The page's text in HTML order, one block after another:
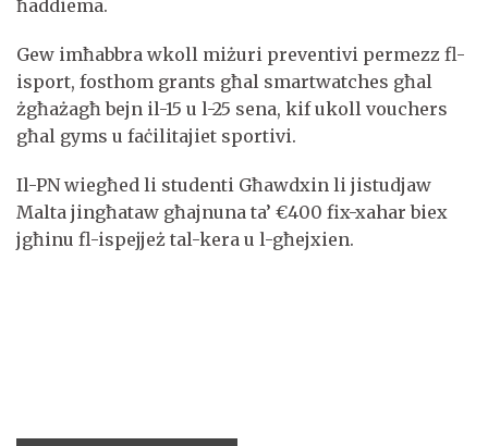
ħaddiema.
Gew imħabbra wkoll miżuri preventivi permezz fl-
isport, fosthom grants għal smartwatches għal
żgħażagħ bejn il-15 u l-25 sena, kif ukoll vouchers
għal gyms u faċilitajiet sportivi.
Il-PN wiegħed li studenti Għawdxin li jistudjaw
Malta jingħataw għajnuna ta’ €400 fix-xahar biex
jgħinu fl-ispejjeż tal-kera u l-għejxien.